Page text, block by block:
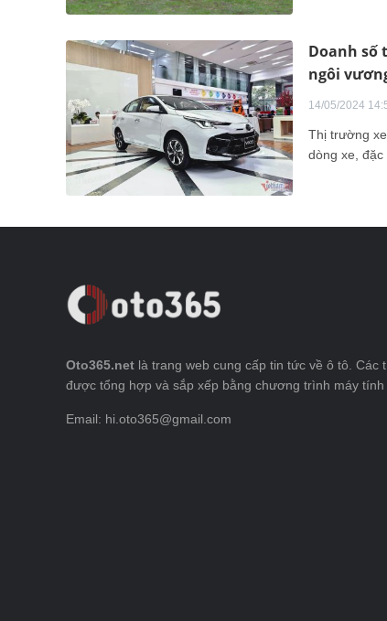
Doanh số
ngôi
14/05/2024
Thị trường xe ô tô tháng 4/
dòng xe, đặc
Oto365.net là trang web cung cấp tin tức về ô tô. Các
được tổng hợp và sắp xếp bằng chương trình máy tính
Email: hi.oto365@gmail.com